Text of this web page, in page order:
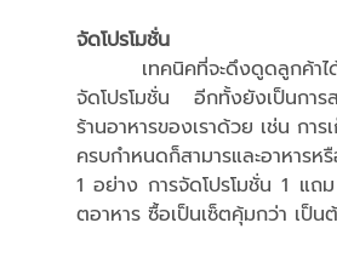
จัดโปรโมชั่น
จัดโปรโมชั่น อีกทั้งยังเป็นการ
ร้านอาหารของเราด้วย เช่น การ
ครบกำหนดก็สามารและอาหารห
1 อย่าง การจัดโปรโมชั่น 1 แถ
ตอาหาร ซื้อเป็นเซ็ตคุ้มกว่า เป็น